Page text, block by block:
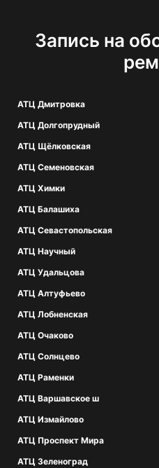
Запись на
АТЦ Дмитровка
АТЦ Долгопрудный
АТЦ Щёлковская
АТЦ Семеновская
АТЦ Химки
АТЦ Балашиха
АТЦ Севастопольская
АТЦ Научный
АТЦ Удальцова
АТЦ Алтуфьево
АТЦ Лобненская
АТЦ Очаково
АТЦ Солнцево
АТЦ Раменки
АТЦ Варшавское ш
АТЦ Измайлово
АТЦ Проспект Мира
АТЦ Зеленоград